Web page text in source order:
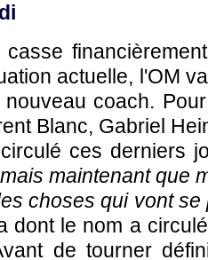
actuelle, l'OM
coach.
Blanc, Gabriel
ces derniers
maintenant que
choses qui vont se
dont le nom a
de tourner